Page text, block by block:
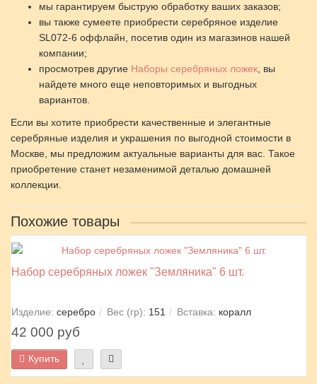
мы гарантируем быструю обработку ваших заказов;
вы также сумеете приобрести серебряное изделие
SL072-6 оффлайн, посетив один из магазинов нашей
компании;
просмотрев другие Наборы серебряных ложек , вы
найдете много еще неповторимых и выгодных
вариантов.
Если вы хотите приобрести качественные и элегантные
серебряные изделия и украшения по выгодной стоимости в
Москве, мы предложим актуальные варианты для вас. Такое
приобретение станет незаменимой деталью домашней
коллекции.
Похожие товары
Набор серебряных ложек "Земляника" 6 шт.
Изделие: серебро Вес (гр): 151 Вставка: коралл
42 000 руб
Купить